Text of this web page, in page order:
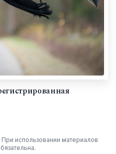
использовании материалов